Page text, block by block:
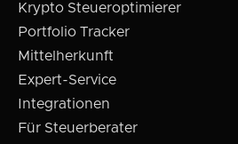
Krypto Steueroptimierer
Portfolio Tracker
Mittelherkunft
Expert-Service
Integrationen
Für Steuerberater